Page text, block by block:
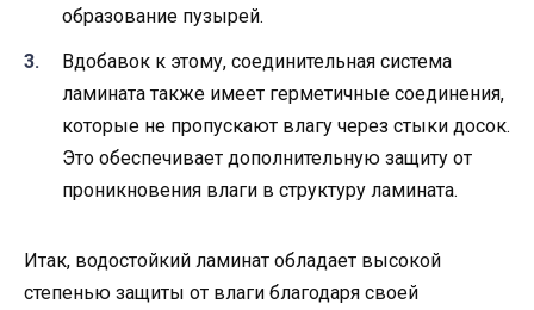
образование пузырей.
Вдобавок к этому, соединительная система
ламината также имеет герметичные соединения,
которые не пропускают влагу через стыки досок.
Это обеспечивает дополнительную защиту от
проникновения влаги в структуру ламината.
Итак, водостойкий ламинат обладает высокой
степенью защиты от влаги благодаря своей